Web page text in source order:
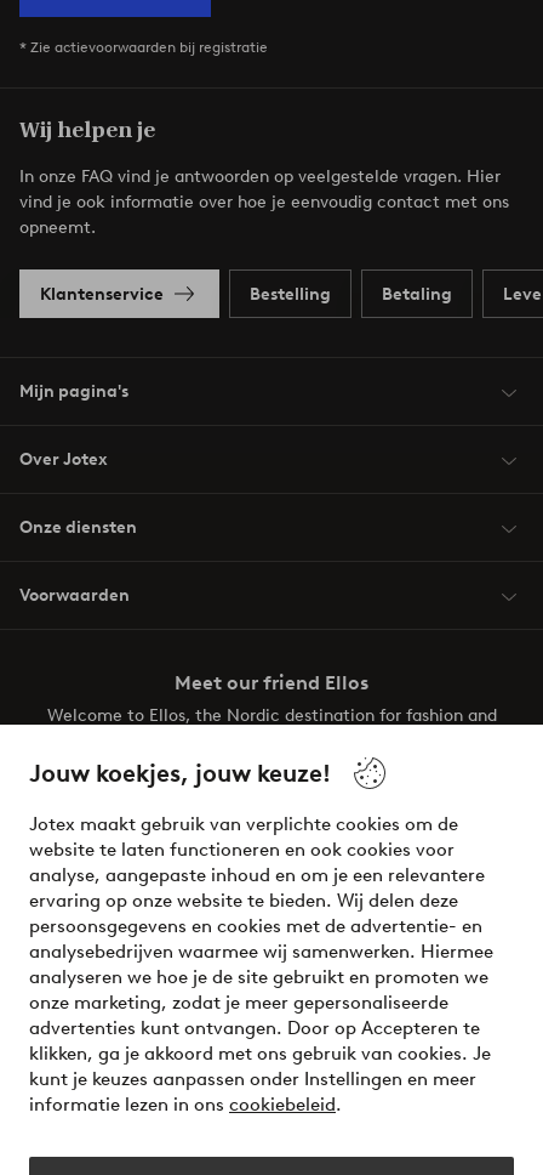
Jouw koekjes, jouw keuze!
Jotex maakt gebruik van verplichte cookies om de
website te laten functioneren en ook cookies voor
analyse, aangepaste inhoud en om je een relevantere
ervaring op onze website te bieden. Wij delen deze
persoonsgegevens en cookies met de advertentie- en
analysebedrijven waarmee wij samenwerken. Hiermee
analyseren we hoe je de site gebruikt en promoten we
onze marketing, zodat je meer gepersonaliseerde
advertenties kunt ontvangen. Door op Accepteren te
klikken, ga je akkoord met ons gebruik van cookies. Je
kunt je keuzes aanpassen onder Instellingen en meer
informatie lezen in ons cookiebeleid.
* Zie actievoorwaarden bij registratie
Wij helpen je
In onze FAQ vind je antwoorden op veelgestelde vragen. Hier
vind je ook informatie over hoe je eenvoudig contact met ons
opneemt.
Klantenservice Bestelling Betaling
Mijn pagina's
Over Jotex
Onze diensten
Voorwaarden
Meet our friend Ellos
Welcome to Ellos, the Nordic destination for fashion and
your wardrobe. Your next inspiring look is here!
Veilig betalen - Nu betalen of opsplitsen
Wil je meer weten over onze betaalopties?